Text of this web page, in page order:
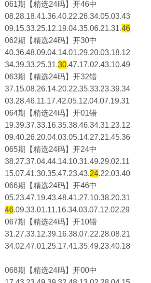
061期【精选24码】开46中
08.28.18.41.36.40.22.26.34.05.03.43
09.15.33.25.12.19.04.35.06.21.31.46
062期【精选24码】开30中
40.36.48.09.04.14.01.29.20.03.18.12
34.39.33.25.31.30.47.17.02.43.10.49
063期【精选24码】开32错
37.15.08.26.14.20.22.35.33.23.39.34
03.28.46.11.17.42.05.12.04.07.19.31
064期【精选24码】开01错
19.39.37.33.16.35.38.46.34.31.23.12
09.40.26.20.04.03.05.14.27.21.45.36
065期【精选24码】开24中
38.27.37.04.44.14.10.31.49.29.02.11
15.07.41.30.35.47.23.43.24.22.03.40
066期【精选24码】开46中
05.23.47.19.43.48.41.27.10.38.20.31
46.09.33.01.11.16.34.03.07.12.02.29
067期【精选24码】开10错
31.27.33.12.39.16.38.07.22.28.08.21
34.02.47.01.25.17.41.35.49.23.40.18
068期【精选24码】开00中